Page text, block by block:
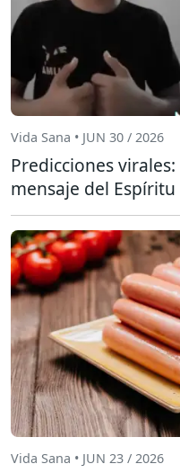
Vida Sana • JUN 30 / 2026
Predicciones
mensaje del
Vida Sana • JUN 23 / 2026